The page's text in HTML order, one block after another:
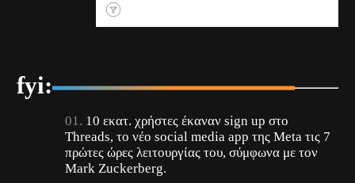
fyi:
10 εκατ. χρήστες έκαναν sign up στο
Threads, το νέο social media app της Meta τις 7
πρώτες ώρες λειτουργίας του, σύμφωνα με τον
Mark Zuckerberg.